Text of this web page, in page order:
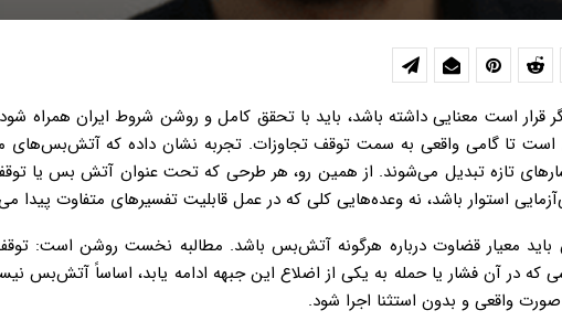
است معنایی داشته باشد، باید با تحقق کامل و روشن شروط ایران همراه
است تا گامی واقعی به سمت توقف تجاوزات. تجربه نشان داده که آتش‌بس‌های
فشارهای تازه تبدیل می‌شوند. از همین رو، هر طرحی که تحت عنوان آتش بس یا
استوار باشد، نه وعده‌هایی کلی که در عمل قابلیت تفسیرهای متفاوت پیدا
باید معیار قضاوت درباره هرگونه آتش‌بس باشد. مطالبه نخست روشن است:
در آن فشار یا حمله به یکی از اضلاع این جبهه ادامه یابد، اساساً آتش‌بس
واقعی و بدون استثنا اجرا شود.